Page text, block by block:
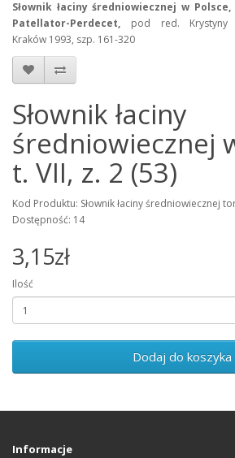
Słownik łaciny średniowiecznej w
Patellator-Perdecet, pod red. Krystyny
Kraków 1993, szp. 161-320
Słownik łaciny
średniowiecznej
t. VII, z. 2 (53)
Kod Produktu: Słownik łaciny średniowiecznej
Dostępność: 14
3,15zł
Ilość
Dodaj do koszyka
Informacje